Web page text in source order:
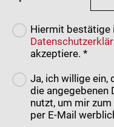
Hiermit bestätige
akzeptiere. *
Ja, ich willige ein,
die angegebenen
nutzt, um mir
per E-Mail